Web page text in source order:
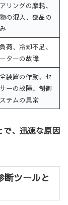
リングの摩耗、
の混入、部品の
荷、冷却不足、
ターの故障
装置の作動、セ
ーの故障、制御
テムの異常
で、迅速な原因
断ツールと